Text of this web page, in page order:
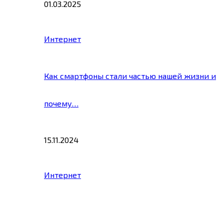
01.03.2025
Интернет
Как смартфоны стали частью нашей жизни и
почему…
15.11.2024
Интернет